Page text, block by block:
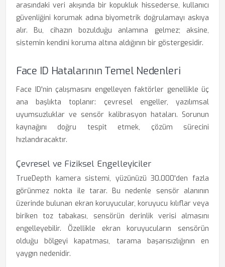
arasındaki veri akışında bir kopukluk hissederse, kullanıcı
güvenliğini korumak adına biyometrik doğrulamayı askıya
alır. Bu, cihazın bozulduğu anlamına gelmez; aksine,
sistemin kendini koruma altına aldığının bir göstergesidir.
Face ID Hatalarının Temel Nedenleri
Face ID'nin çalışmasını engelleyen faktörler genellikle üç
ana başlıkta toplanır: çevresel engeller, yazılımsal
uyumsuzluklar ve sensör kalibrasyon hataları. Sorunun
kaynağını doğru tespit etmek, çözüm sürecini
hızlandıracaktır.
Çevresel ve Fiziksel Engelleyiciler
TrueDepth kamera sistemi, yüzünüzü 30.000'den fazla
görünmez nokta ile tarar. Bu nedenle sensör alanının
üzerinde bulunan ekran koruyucular, koruyucu kılıflar veya
biriken toz tabakası, sensörün derinlik verisi almasını
engelleyebilir. Özellikle ekran koruyucuların sensörün
olduğu bölgeyi kapatması, tarama başarısızlığının en
yaygın nedenidir.